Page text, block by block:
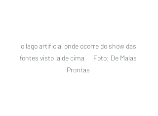
o lago artificial onde ocorre do show das
fontes visto la de cima      Foto: De Malas
Prontas